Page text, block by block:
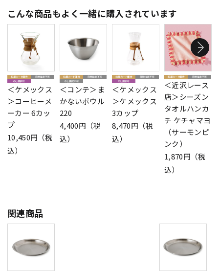
こんな商品もよく一緒に購入されています
＜ケメックス
＞コーヒーメ
ーカー 6カッ
プ
10,450円（税
込）
＜コンテ＞ま
かないボウル
220
4,400円（税
込）
＜ケメックス
＞ケメックス
3カップ
8,470円（税
込）
＜近沢レース
店＞シーズン
タオルハンカ
チ ケチャマヨ
（サーモンピ
ンク）
1,870円（税
込）
関連商品